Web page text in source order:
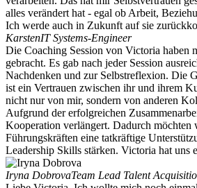
alles verändert hat - egal ob Arbeit,
Ich werde auch in Zukunft auf sie
KarstenIT Systems-Engineer
Die Coaching Session von Victoria haben
gebracht. Es gab nach jeder Session
Nachdenken und zur Selbstreflexion. Die
ist ein Vertrauen zwischen ihr und ihrem
nicht nur von mir, sondern von anderen
Aufgrund der erfolgreichen
Kooperation verlängert. Dadurch möchten
Führungskräften eine tatkräftige
Leadership Skills stärken. Victoria hat uns
Iryna DobrovaTeam Lead Talent